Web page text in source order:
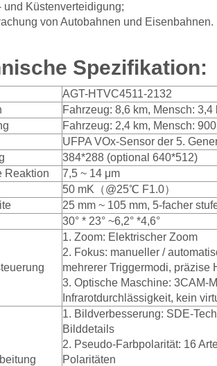
und Küstenverteidigung;
von Autobahnen und Eisenbahnen.
Spezifikation:
AGT-HTVC4511-2132
Fahrzeug: 8,6 km, Mensch: 3,4
Fahrzeug: 2,4 km, Mensch:
UFPA VOx-Sensor der 5.
384*288 (optional 640*512)
Reaktion
7,5 ~ 14 μm
50 mK（@25℃ F1.0）
25 mm ~ 105 mm, 5-facher
30° * 23° ~6,2° *4,6°
1. Zoom: Elektrischer Zoom
2. Fokus: manueller /
mehrerer Triggermodi, präzise
3. Optische Maschine: 3CAM-
Infrarotdurchlässigkeit, kein
1. Bildverbesserung: SDE-
Bilddetails
2. Pseudo-Farbpolarität: 16
Polaritäten